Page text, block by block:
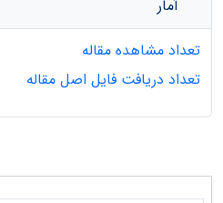
آمار
تعداد مشاهده مقاله
تعداد دریافت فایل اصل مقاله